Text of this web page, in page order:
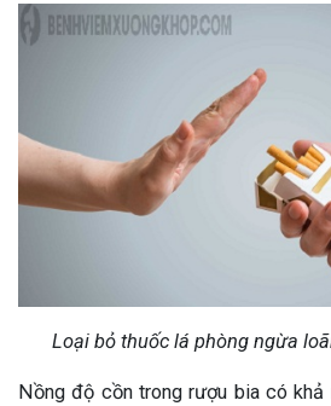
Loại bỏ thuốc lá phòng ngừa
Nồng độ cồn trong rượu bia có